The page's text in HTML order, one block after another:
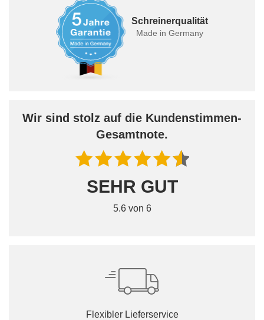
Schreinerqualität
Made in Germany
Wir sind stolz auf die Kundenstimmen-
Gesamtnote.
SEHR GUT
5.6 von 6
Flexibler Lieferservice